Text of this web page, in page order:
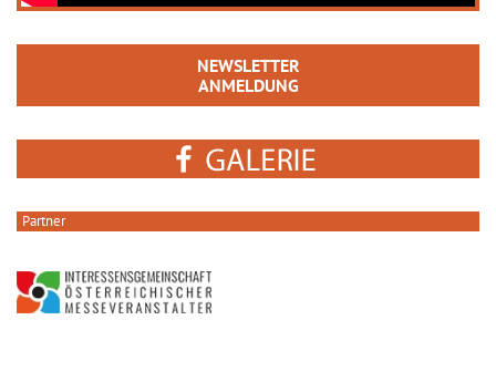
NEWSLETTER
ANMELDUNG
Partner